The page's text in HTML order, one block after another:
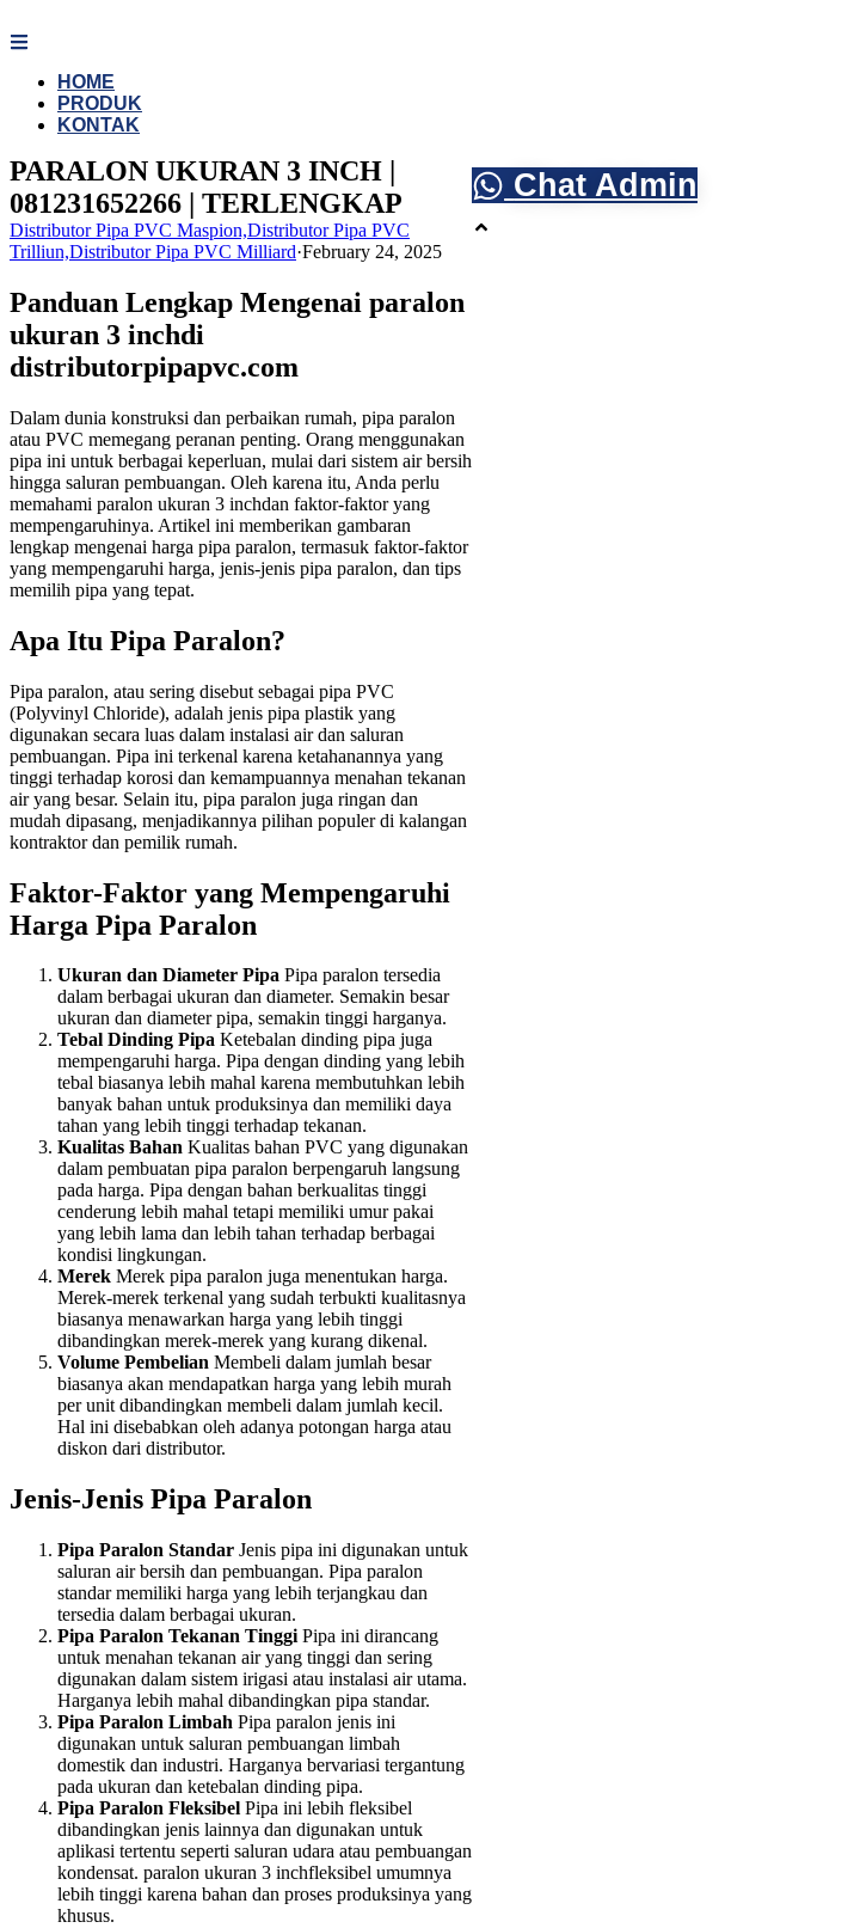
to
HOME
PRODUK
KONTAK
PARALON UKURAN 3 INCH |
081231652266 | TERLENGKAP
Distributor Pipa PVC Maspion,Distributor Pipa PVC
Trilliun,Distributor Pipa PVC Milliard·February 24, 2025
Panduan Lengkap Mengenai paralon
ukuran 3 inchdi
distributorpipapvc.com
Dalam dunia konstruksi dan perbaikan rumah, pipa paralon
atau PVC memegang peranan penting. Orang menggunakan
pipa ini untuk berbagai keperluan, mulai dari sistem air bersih
hingga saluran pembuangan. Oleh karena itu, Anda perlu
memahami paralon ukuran 3 inchdan faktor-faktor yang
mempengaruhinya. Artikel ini memberikan gambaran
lengkap mengenai harga pipa paralon, termasuk faktor-faktor
yang mempengaruhi harga, jenis-jenis pipa paralon, dan tips
memilih pipa yang tepat.
Apa Itu Pipa Paralon?
Pipa paralon, atau sering disebut sebagai pipa PVC
(Polyvinyl Chloride), adalah jenis pipa plastik yang
digunakan secara luas dalam instalasi air dan saluran
pembuangan. Pipa ini terkenal karena ketahanannya yang
tinggi terhadap korosi dan kemampuannya menahan tekanan
air yang besar. Selain itu, pipa paralon juga ringan dan
mudah dipasang, menjadikannya pilihan populer di kalangan
kontraktor dan pemilik rumah.
Faktor-Faktor yang Mempengaruhi
Harga Pipa Paralon
Ukuran dan Diameter Pipa Pipa paralon tersedia
dalam berbagai ukuran dan diameter. Semakin besar
ukuran dan diameter pipa, semakin tinggi harganya.
Tebal Dinding Pipa Ketebalan dinding pipa juga
mempengaruhi harga. Pipa dengan dinding yang lebih
tebal biasanya lebih mahal karena membutuhkan lebih
banyak bahan untuk produksinya dan memiliki daya
tahan yang lebih tinggi terhadap tekanan.
Kualitas Bahan Kualitas bahan PVC yang digunakan
dalam pembuatan pipa paralon berpengaruh langsung
pada harga. Pipa dengan bahan berkualitas tinggi
cenderung lebih mahal tetapi memiliki umur pakai
yang lebih lama dan lebih tahan terhadap berbagai
kondisi lingkungan.
Merek Merek pipa paralon juga menentukan harga.
Merek-merek terkenal yang sudah terbukti kualitasnya
biasanya menawarkan harga yang lebih tinggi
dibandingkan merek-merek yang kurang dikenal.
Volume Pembelian Membeli dalam jumlah besar
biasanya akan mendapatkan harga yang lebih murah
per unit dibandingkan membeli dalam jumlah kecil.
Hal ini disebabkan oleh adanya potongan harga atau
diskon dari distributor.
Jenis-Jenis Pipa Paralon
Pipa Paralon Standar Jenis pipa ini digunakan untuk
saluran air bersih dan pembuangan. Pipa paralon
standar memiliki harga yang lebih terjangkau dan
tersedia dalam berbagai ukuran.
Pipa Paralon Tekanan Tinggi Pipa ini dirancang
untuk menahan tekanan air yang tinggi dan sering
digunakan dalam sistem irigasi atau instalasi air utama.
Harganya lebih mahal dibandingkan pipa standar.
Pipa Paralon Limbah Pipa paralon jenis ini
digunakan untuk saluran pembuangan limbah
domestik dan industri. Harganya bervariasi tergantung
pada ukuran dan ketebalan dinding pipa.
Pipa Paralon Fleksibel Pipa ini lebih fleksibel
dibandingkan jenis lainnya dan digunakan untuk
aplikasi tertentu seperti saluran udara atau pembuangan
kondensat. paralon ukuran 3 inchfleksibel umumnya
lebih tinggi karena bahan dan proses produksinya yang
khusus.
Chat Admin